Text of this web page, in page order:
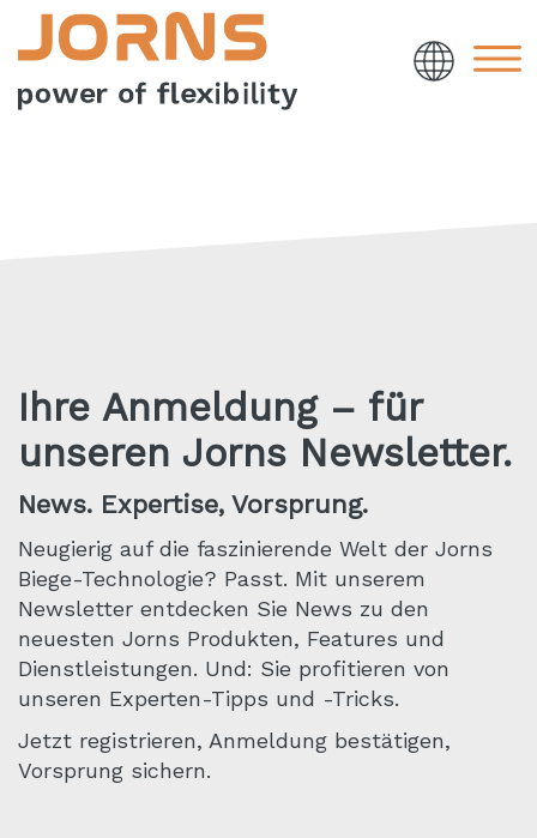
Ihre Anmeldung – für
unseren Jorns Newsletter.
News. Expertise, Vorsprung.
Neugierig auf die faszinierende Welt der Jorns
Biege-Technologie? Passt. Mit unserem
Newsletter entdecken Sie News zu den
neuesten Jorns Produkten, Features und
Dienstleistungen. Und: Sie profitieren von
unseren Experten-Tipps und -Tricks.
Jetzt registrieren, Anmeldung bestätigen,
Vorsprung sichern.